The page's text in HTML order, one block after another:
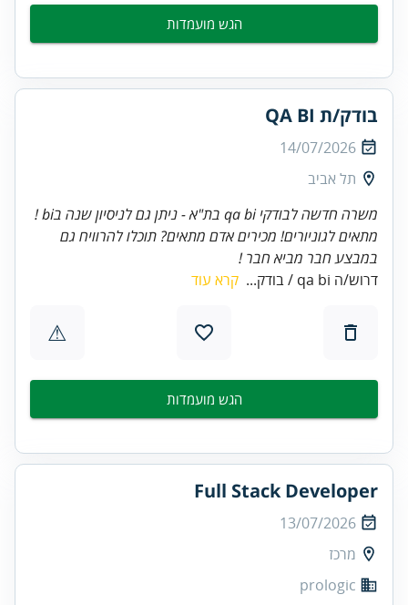
הגש מועמדות
בודק/ת QA BI
14/07/2026
תל אביב
משרה חדשה לבודקי qa bi בת"א - ניתן גם לניסיון שנה בbi !
מתאים לגוניורים! מכירים אדם מתאים? תוכלו להרוויח גם
במבצע חבר מביא חבר !
דרוש/ה qa bi / בודק...
קרא עוד
⚠
הגש מועמדות
Full Stack Developer
13/07/2026
מרכז
prologic